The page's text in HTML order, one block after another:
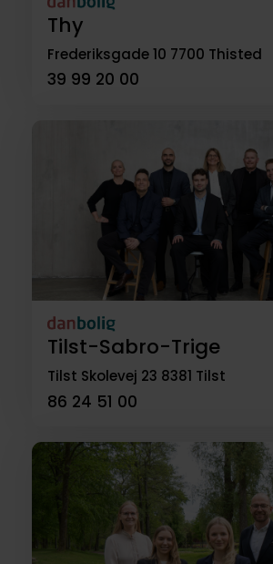
Thy
Frederiksgade 10 7700 Thisted
39 99 20 00
Tilst-Sabro-Trige
Tilst Skolevej 23 8381 Tilst
86 24 51 00